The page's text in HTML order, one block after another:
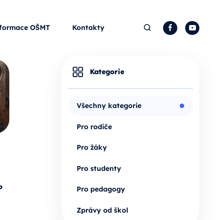
OŠMT Kontakty Hledat Facebook
Kategorie
Všechny kategorie
Pro rodiče
Pro žáky
Pro studenty
Pro pedagogy
Zprávy od škol